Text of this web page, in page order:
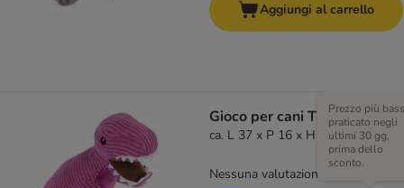
Aggiungi al carrello
Gioco per cani TIAKI T-Rex
ca. L 37 x P 16 x H 16 cm
Prezzo più
praticato negli
ultimi 30 gg,
prima dello
sconto.
Nessuna valutazione